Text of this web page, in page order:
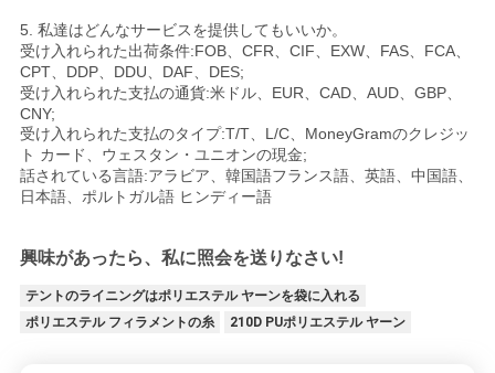
5. 私達はどんなサービスを提供してもいいか。
受け入れられた出荷条件:FOB、CFR、CIF、EXW、FAS、FCA、
CPT、DDP、DDU、DAF、DES;
受け入れられた支払の通貨:米ドル、EUR、CAD、AUD、GBP、
CNY;
受け入れられた支払のタイプ:T/T、L/C、MoneyGramのクレジッ
ト カード、ウェスタン・ユニオンの現金;
話されている言語:アラビア、韓国語フランス語、英語、中国語、
日本語、ポルトガル語 ヒンディー語
興味があったら、私に照会を送りなさい!
テントのライニングはポリエステル ヤーンを袋に入れる
ポリエステル フィラメントの糸
210D PUポリエステル ヤーン